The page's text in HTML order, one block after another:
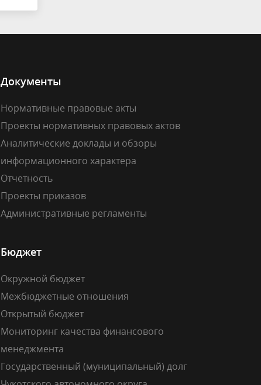
Документы
Нормативные правовые акты
Проекты нормативных правовых актов
Аналитические доклады и обзоры
информационного характера
Отчетность
Проекты приказов
Административные регламенты
Бюджет
Окружной бюджет
Межбюджетные отношения
Открытый бюджет
Мониторинг качества финансового
менеджмента
Государственный (муниципальный) долг